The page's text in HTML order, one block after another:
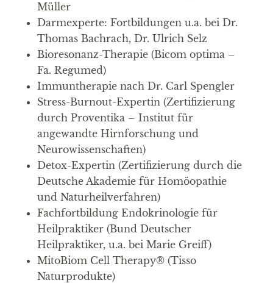
Müller
Darmexperte: Fortbildungen u.a. bei Dr.
Thomas Bachrach, Dr. Ulrich Selz
Bioresonanz-Therapie (Bicom optima –
Fa. Regumed)
Immuntherapie nach Dr. Carl Spengler
Stress-Burnout-Expertin (Zertifizierung
durch Proventika – Institut für
angewandte Hirnforschung und
Neurowissenschaften)
Detox-Expertin (Zertifizierung durch die
Deutsche Akademie für Homöopathie
und Naturheilverfahren)
Fachfortbildung Endokrinologie für
Heilpraktiker (Bund Deutscher
Heilpraktiker, u.a. bei Marie Greiff)
MitoBiom Cell Therapy® (Tisso
Naturprodukte)